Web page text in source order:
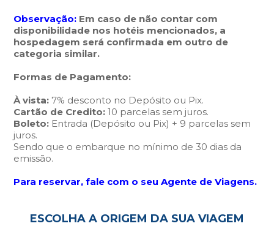
Observação: Em caso de não contar com
disponibilidade nos hotéis mencionados, a
hospedagem será confirmada em outro de
categoria similar.
Formas de Pagamento:
À vista: 7% desconto no Depósito ou Pix.
Cartão de Credito:10 parcelas sem juros.
Boleto: Entrada (Depósito ou Pix) + 9 parcelas sem
juros.
Sendo que o embarque no mínimo de 30 dias da
emissão.
Para reservar, fale com o seu Agente de Viagens.
ESCOLHA A ORIGEM DA SUA VIAGEM